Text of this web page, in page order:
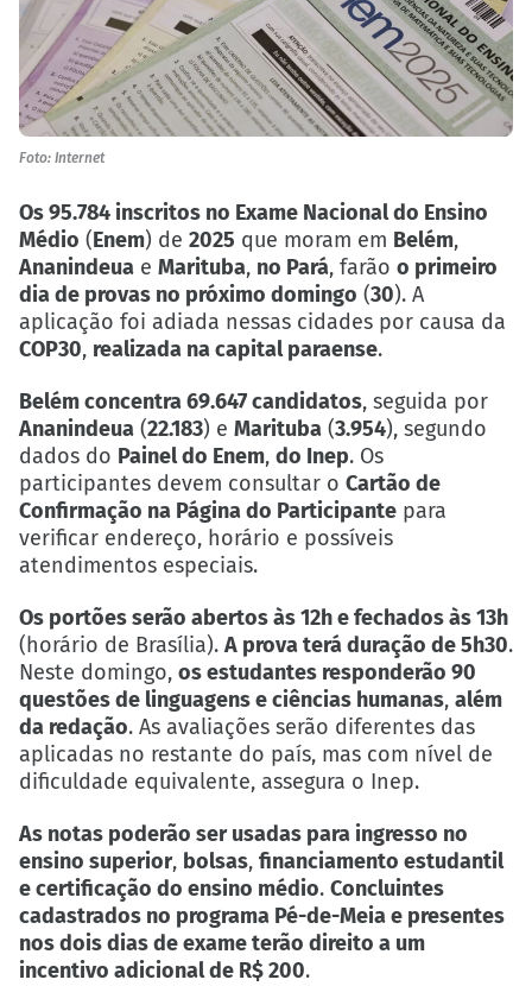
Foto: Internet
Os 95.784 inscritos no Exame Nacional do Ensino
Médio (Enem) de 2025 que moram em Belém,
Ananindeua e Marituba, no Pará, farão o primeiro
dia de provas no próximo domingo (30). A
aplicação foi adiada nessas cidades por causa da
COP30, realizada na capital paraense.
Belém concentra 69.647 candidatos, seguida por
Ananindeua (22.183) e Marituba (3.954), segundo
dados do Painel do Enem, do Inep. Os
participantes devem consultar o Cartão de
Confirmação na Página do Participante para
verificar endereço, horário e possíveis
atendimentos especiais.
Os portões serão abertos às 12h e fechados às 13h
(horário de Brasília). A prova terá duração de 5h30.
Neste domingo, os estudantes responderão 90
questões de linguagens e ciências humanas, além
da redação. As avaliações serão diferentes das
aplicadas no restante do país, mas com nível de
dificuldade equivalente, assegura o Inep.
As notas poderão ser usadas para ingresso no
ensino superior, bolsas, financiamento estudantil
e certificação do ensino médio. Concluintes
cadastrados no programa Pé-de-Meia e presentes
nos dois dias de exame terão direito a um
incentivo adicional de R$ 200.